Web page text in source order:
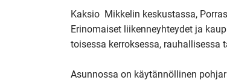
Kaksio  Mikkelin keskustassa,
Erinomaiset liikenneyhteydet ja
toisessa kerroksessa, rauhallisessa
Asunnossa on käytännöllinen